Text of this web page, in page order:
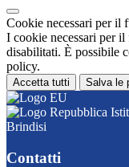
Cookie necessari per il
I cookie necessari per il
disabilitati. È possibile
policy.
Accetta tutti Salva le
Brindisi
Contatti